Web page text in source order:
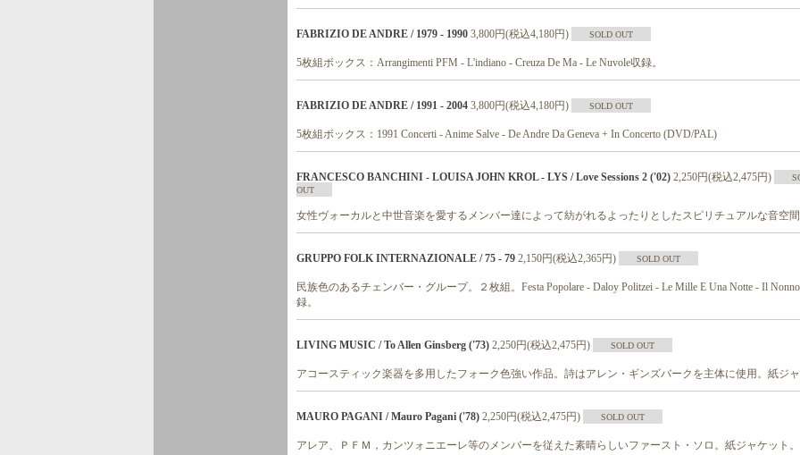
FABRIZIO DE ANDRE / 1979 - 1990 3,800円(税込4,180円) SOLD OUT
5枚組ボックス：Arrangimenti PFM - L'indiano - Creuza De Ma - Le Nuvole収録。
FABRIZIO DE ANDRE / 1991 - 2004 3,800円(税込4,180円) SOLD OUT
5枚組ボックス：1991 Concerti - Anime Salve - De Andre Da Geneva + In Concerto (DVD/PAL)
FRANCESCO BANCHINI - LOUISA JOHN KROL - LYS / Love Sessions 2 ('02) 2,250円(税込2,475円)
OUT
女性ヴォーカルと中世音楽を愛するメンバー達によって紡がれるよったりとしたスピリチュアルな音空
GRUPPO FOLK INTERNAZIONALE / 75 - 79 2,150円(税込2,365円) SOLD OUT
民族色のあるチェンバー・グループ。２枚組。Festa Popolare - Daloy Politzei - Le Mille E Una Notte - Il
録。
LIVING MUSIC / To Allen Ginsberg ('73) 2,250円(税込2,475円) SOLD OUT
アコースティック楽器を多用したフォーク色強い作品。詩はアレン・ギンズバークを主体に使用。紙ジ
MAURO PAGANI / Mauro Pagani ('78) 2,250円(税込2,475円) SOLD OUT
アレア、ＰＦＭ，カンツォニエーレ等のメンバーを従えた素晴らしいファースト・ソロ。紙ジャケット。